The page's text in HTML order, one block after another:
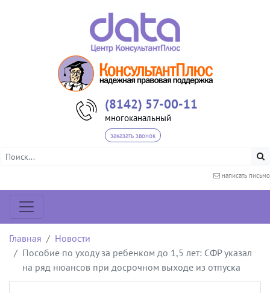
(8142) 57-00-11
многоканальный
заказать звонок
написать письмо
Главная
Новости
Пособие по уходу за ребенком до 1,5 лет: СФР указал
на ряд нюансов при досрочном выходе из отпуска